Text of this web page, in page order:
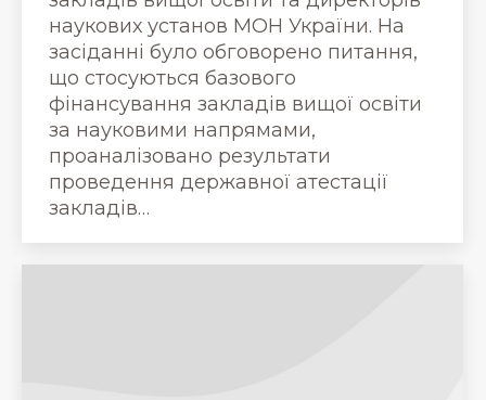
наукових установ МОН України. На
засіданні було обговорено питання,
що стосуються базового
фінансування закладів вищої освіти
за науковими напрямами,
проаналізовано результати
проведення державної атестації
закладів…